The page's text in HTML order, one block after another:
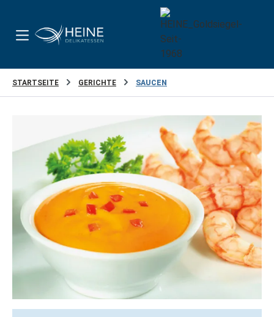
STARTSEITE GERICHTE SAUCEN